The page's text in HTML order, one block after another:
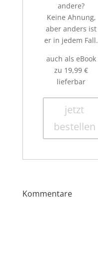
andere?
Keine Ahnung,
aber anders ist
er in jedem Fall.
auch als eBook
zu 19,99 €
lieferbar
jetzt
bestellen
Kommentare